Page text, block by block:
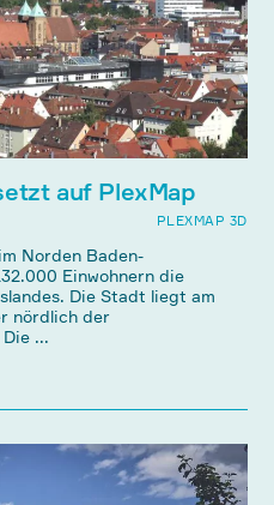
auf PlexMap
PLEXMAP 3D
Norden Baden-
Einwohnern die
Die Stadt liegt am
nördlich der
...